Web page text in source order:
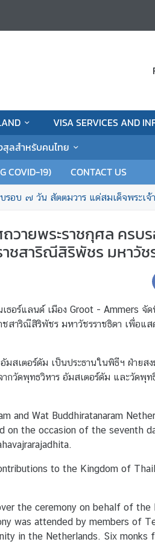
VISA SERVICES AND
สุลสำหรับคนไทย
COVID-19)
CONTACT US
ระเจ้าลูกเธอ เจ้าฟ้าพัชรกิติยาภา นเรนทิราเท
ายพระราชกุศล ครบ
ชสาริณีสิริพัชร มหาวัช
ธอร์แลนด์ เมือง Groot - Ammers
สาริณีสิริพัชร มหาวัชรราชธิดา เพื่อแ
สเตอร์ดัม เป็นประธานในพิธีฯ ฝ่ายส
วัดพุทธวิหาร อัมสเตอร์ดัม และวัดพุท
and Wat Buddhiratanaram
on the occasion of the seventh
to the Kingdom of
the ceremony on behalf of the
was attended by members of
in the Netherlands. Six monks